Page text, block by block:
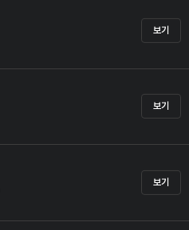
보기
보기
보기